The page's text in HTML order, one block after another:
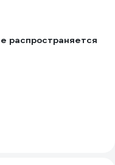
распространяется